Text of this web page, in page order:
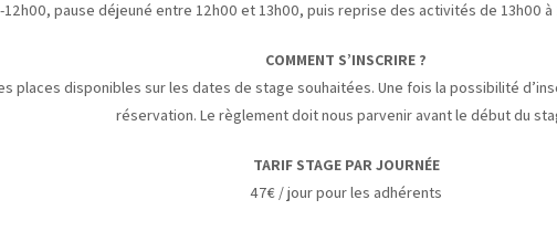
pause déjeuné entre 12h00 et 13h00, puis reprise des activités de 13h00
COMMENT S’INSCRIRE ?
places disponibles sur les dates de stage souhaitées. Une fois la possibilité
réservation. Le règlement doit nous parvenir avant le début du
TARIF STAGE PAR JOURNÉE
47€ / jour pour les adhérents